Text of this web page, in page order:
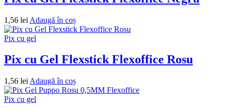
1,56 lei Adaugă în coș
Pix cu gel
Pix cu Gel Flexstick Flexoffice Rosu
1,56 lei Adaugă în coș
Pix cu gel